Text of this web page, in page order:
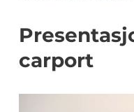
carport